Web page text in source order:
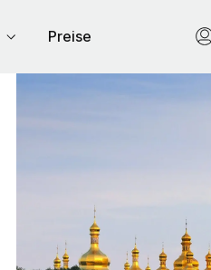
Preise